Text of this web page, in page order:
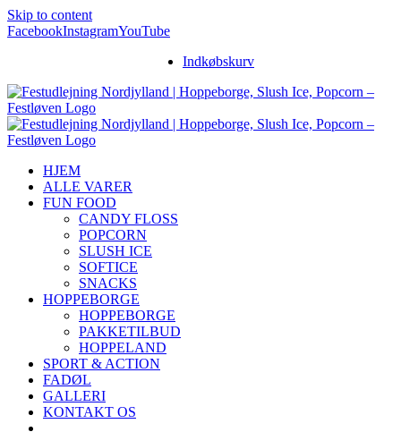
Skip to content
FacebookInstagramYouTube
Indkøbskurv
HJEM
ALLE VARER
FUN FOOD
CANDY FLOSS
POPCORN
SLUSH ICE
SOFTICE
SNACKS
HOPPEBORGE
HOPPEBORGE
PAKKETILBUD
HOPPELAND
SPORT & ACTION
FADØL
GALLERI
KONTAKT OS